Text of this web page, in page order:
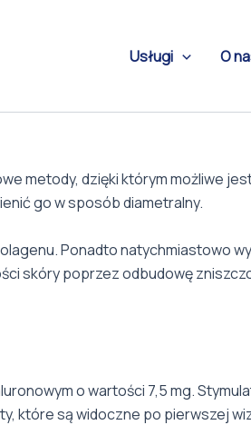
Usługi O
metody, dzięki którym możliwe
go w sposób diametralny.
Ponadto natychmiastowo
skóry poprzez odbudowę
o wartości 7,5 mg.
które są widoczne po pierwszej